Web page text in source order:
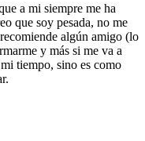
a mi siempre me ha
que soy pesada, no me
algún amigo (lo
y más si me va a
tiempo, sino es como